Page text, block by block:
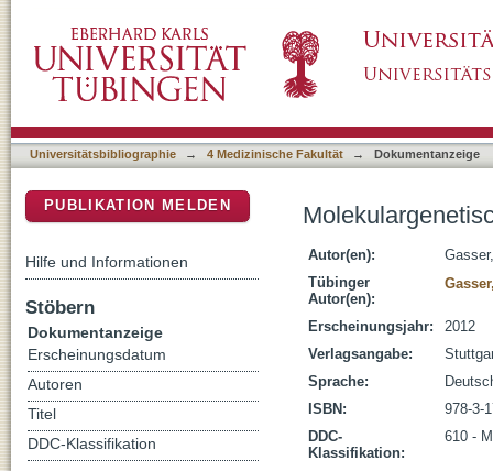
Universitätsbibliographie → 4 Medizinische Fakultät → Dokumentanzeige
Autor(en):
Tübinger
Autor(en):
Erscheinungsjahr:
2012
Verlagsangabe:
Sprache:
ISBN:
978-3-
DDC-
Klassifikation:
610 -
PUBLIKATION MELDEN
Hilfe und Informationen
Stöbern
Dokumentanzeige
Erscheinungsdatum
Autoren
Titel
DDC-Klassifikation